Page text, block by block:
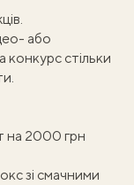
або
стільки
на 2000 грн
зі смачними